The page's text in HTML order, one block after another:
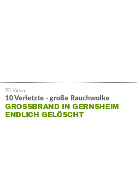
10 Verletzte - große Rauchwolke
GROSSBRAND IN GERNSHEIM E
NDLICH GELÖSCHT